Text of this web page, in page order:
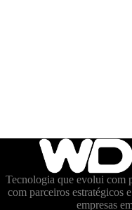
Tecnologia que evolui com
com parceiros estratégicos
empresas